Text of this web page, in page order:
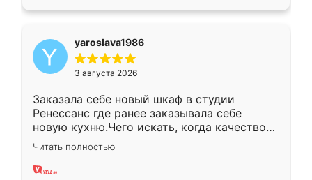
yaroslava1986
3 августа 2026
Заказала себе новый шкаф в студии
Ренессанс где ранее заказывала себе
новую кухню.Чего искать, когда качеством
вполне довольна. Служит кухня уже почти
два года, нареканий нет.
Читать полностью